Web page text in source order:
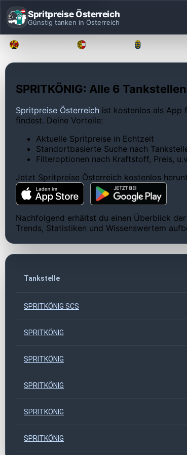
Spritpreise Österreich
Günstig tanken in Österreich
SPRITKÖNIG: Alle 6 Tankstellen
Spritpreise Österreich ist kostenlos als App
findest. Deine Vorteile:
Aktuelle Spritpreise in Echtzeit
Standortbasierte Suche nach
Filteroptionen nach Kraftstoff, Preis,
Jetzt Spritpreise Österreich kostenlos
Nachfolgend erhältst du einen Überblick
Trends, Statistiken und Wissenswertem
Tankstelle
SPRITKÖNIG SCS
SPRITKÖNIG
SPRITKÖNIG
SPRITKÖNIG
SPRITKÖNIG
SPRITKÖNIG